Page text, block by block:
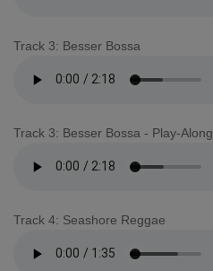
Track 3: Besser Bossa
Track 3: Besser Bossa - Play-Along
Track 4: Seashore Reggae